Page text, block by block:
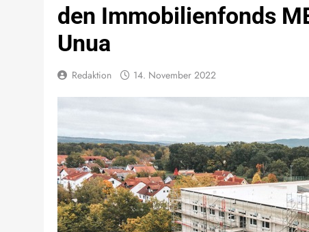
den Immobilienfonds
Unua
Redaktion 14. November 2022